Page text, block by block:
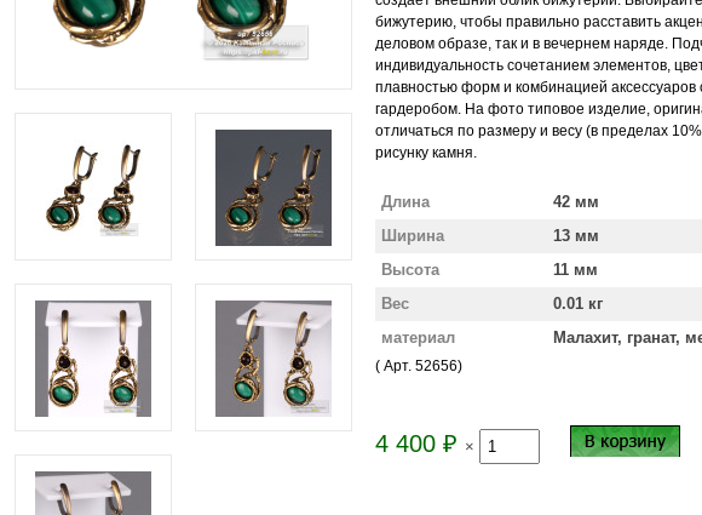
бижутерию, чтобы правильно расставить
деловом образе, так и в вечернем наряде.
индивидуальность сочетанием элементов,
плавностью форм и комбинацией
гардеробом. На фото типовое изделие,
отличаться по размеру и весу (в пределах
рисунку камня.
Длина
42 мм
Ширина
13 мм
Высота
11 мм
Вес
0.01 кг
материал
Малахит, гранат,
( Арт. 52656)
4 400 ₽ ×